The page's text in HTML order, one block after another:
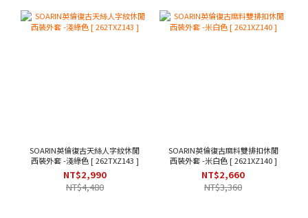
SOARIN英倫復古天絲人字紋休閒
西裝外套 -淺綠色 [ 262TXZ143 ]
NT$2,990
NT$4,480
SOARIN英倫復古麻料雙排扣休閒
西裝外套 -米白色 [ 2621XZ140 ]
NT$2,660
NT$3,360